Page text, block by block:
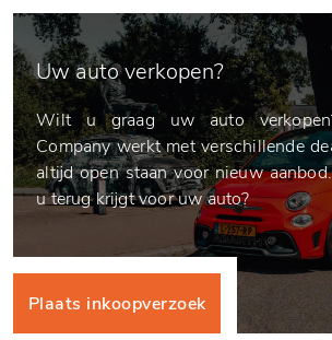
Uw auto verkopen?
Wilt u graag uw auto
Company werkt met verschillende
altijd open staan voor nieuw
u terug krijgt voor uw auto?
Plaats inkoopverzoek